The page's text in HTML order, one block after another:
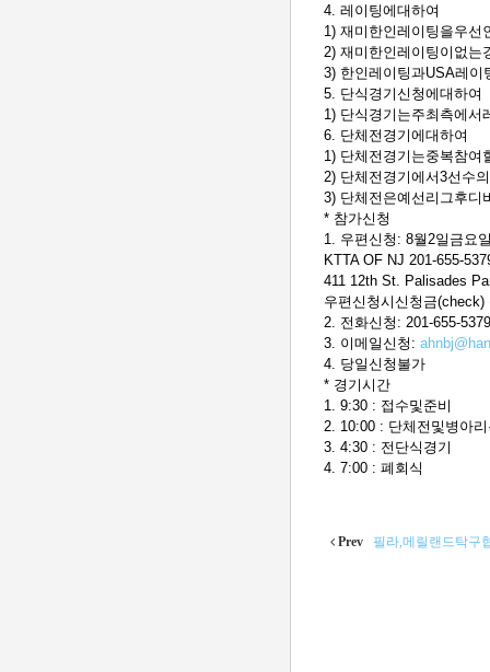
4. 레이팅에대하여
1) 재미한인레이팅을우선
2) 재미한인레이팅이없는
3) 한인레이팅과USA레이
5. 단식경기신청에대하여
1) 단식경기는주최측에서
6. 단체전경기에대하여
1) 단체전경기는중복참여
2) 단체전경기에서3선수
3) 단체전은예선리그후디
* 참가신청
1. 우편신청: 8월2일금요
KTTA OF NJ 201-655-
411 12th St. Palisades
우편신청시신청금
2. 전화신청: 201-655-5379
3. 이메일신청:
4. 당일신청불가
* 경기시간
1. 9:30 : 접수및준비
2. 10:00 : 단체전및병아
3. 4:30 : 전단식경기
4. 7:00 : 폐회식
Prev 필라,메릴랜드탁구